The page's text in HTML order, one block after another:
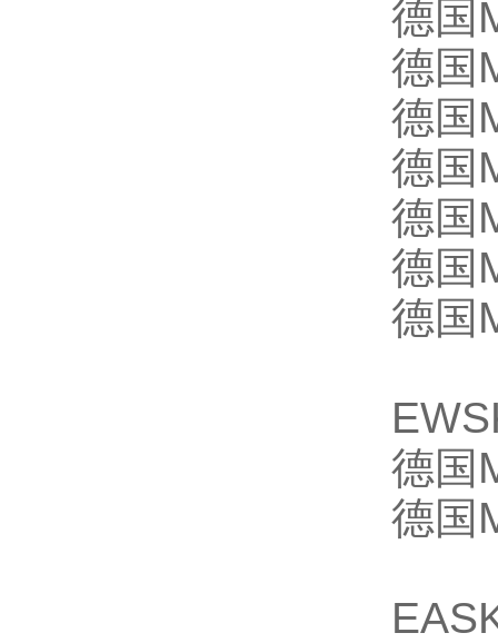
德国
德国
德国
德国
德国
德国
德国
德国
德国